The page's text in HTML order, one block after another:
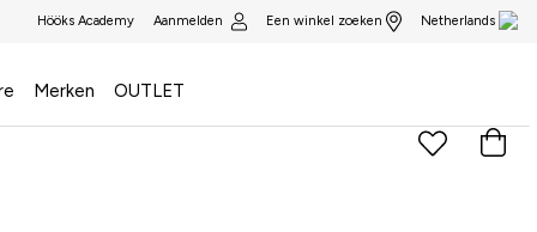
Hööks Academy Aanmelden Een winkel zoeken Netherlands
Merken OUTLET